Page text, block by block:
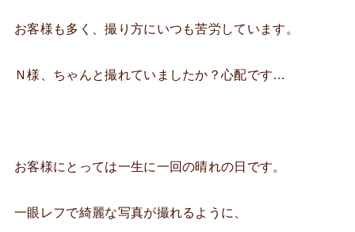
お客様も多く、撮り方にいつも苦労しています。
Ｎ様、ちゃんと撮れていましたか？心配です…
お客様にとっては一生に一回の晴れの日です。
一眼レフで綺麗な写真が撮れるように、